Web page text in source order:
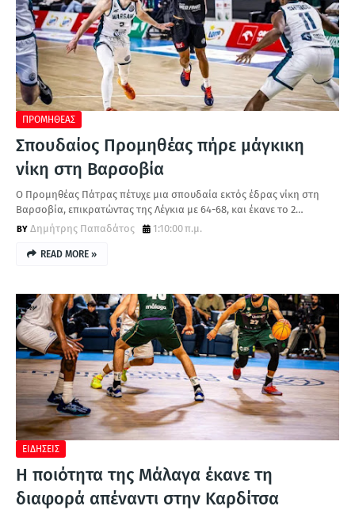
ΠΡΟΜΗΘΕΑΣ
Σπουδαίος Προμηθέας πήρε μάγκικη
νίκη στη Βαρσοβία
Ο Προμηθέας Πάτρας πέτυχε μια σπουδαία εκτός έδρας νίκη στη
Βαρσοβία, επικρατώντας της Λέγκια με 64-68, και έκανε το 2…
Δημήτρης Παπαδάτος
1:10:00 π.μ.
READ MORE »
ΕΙΔΗΣΕΙΣ
Η ποιότητα της Μάλαγα έκανε τη
διαφορά απέναντι στην Καρδίτσα